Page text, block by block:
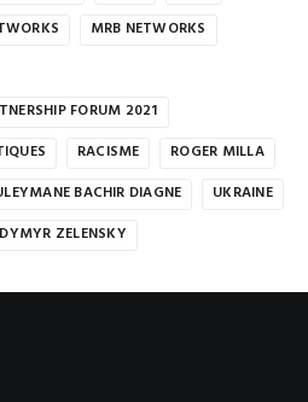
MRB NETWORKS
FORUM 2021
RACISME
ROGER MILLA
BACHIR DIAGNE
UKRAINE
ZELENSKY